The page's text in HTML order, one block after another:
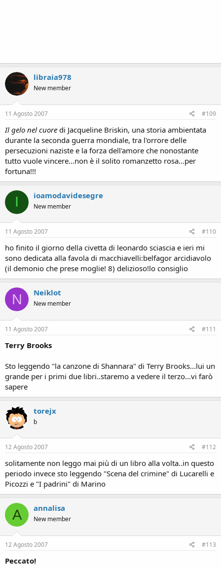
libraia978
New member
11 Agosto 2007 #109
Il gelo nel cuore di Jacqueline Briskin, una storia ambientata
durante la seconda guerra mondiale, tra l'orrore delle
persecuzioni naziste e la forza dell'amore che nonostante
tutto vuole vincere...non è il solito romanzetto rosa...per
fortuna!!!
I ioamodavidesegre
New member
11 Agosto 2007 #110
ho finito il giorno della civetta di leonardo sciascia e ieri mi
sono dedicata alla favola di macchiavelli:belfagor arcidiavolo
(il demonio che prese moglie! 8) delizioso!lo consiglio
N Neiklot
New member
11 Agosto 2007 #111
Terry Brooks
Sto leggendo "la canzone di Shannara" di Terry Brooks...lui un
grande per i primi due libri..staremo a vedere il terzo...vi farò
sapere
torejx
b
12 Agosto 2007 #112
solitamente non leggo mai più di un libro alla volta..in questo
periodo invece sto leggendo "Scena del crimine" di Lucarelli e
Picozzi e "I padrini" di Marino
A annalisa
New member
12 Agosto 2007 #113
Peccato!